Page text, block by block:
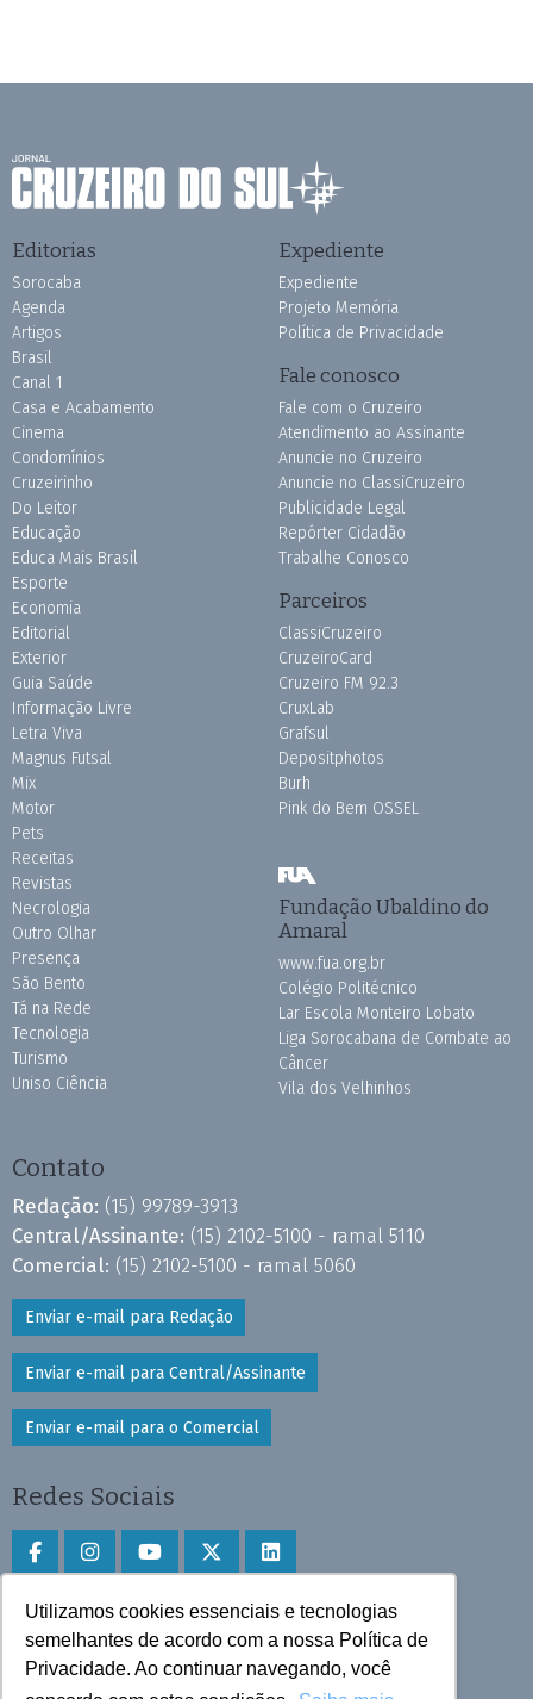
Utilizamos cookies essenciais e tecnologias
semelhantes de acordo com a nossa Política de
Privacidade. Ao continuar navegando, você
Editorias
Sorocaba
Agenda
Artigos
Brasil
Canal 1
Casa e Acabamento
Cinema
Condomínios
Cruzeirinho
Do Leitor
Educação
Educa Mais Brasil
Esporte
Economia
Editorial
Exterior
Guia Saúde
Informação Livre
Letra Viva
Magnus Futsal
Mix
Motor
Pets
Receitas
Revistas
Necrologia
Outro Olhar
Presença
São Bento
Tá na Rede
Tecnologia
Turismo
Uniso Ciência
Expediente
Expediente
Projeto Memória
Política de Privacidade
Fale conosco
Fale com o Cruzeiro
Atendimento ao Assinante
Anuncie no Cruzeiro
Anuncie no ClassiCruzeiro
Publicidade Legal
Repórter Cidadão
Trabalhe Conosco
Parceiros
ClassiCruzeiro
CruzeiroCard
Cruzeiro FM 92.3
CruxLab
Grafsul
Depositphotos
Burh
Pink do Bem OSSEL
Fundação Ubaldino do
Amaral
www.fua.org.br
Colégio Politécnico
Lar Escola Monteiro Lobato
Liga Sorocabana de Combate ao
Câncer
Vila dos Velhinhos
Contato
Redação: (15) 99789-3913
Central/Assinante: (15) 2102-5100 - ramal 5110
Comercial: (15) 2102-5100 - ramal 5060
Enviar e-mail para Redação
Enviar e-mail para Central/Assinante
Enviar e-mail para o Comercial
Redes Sociais
Faça download do aplicativo
Play Store e App Store